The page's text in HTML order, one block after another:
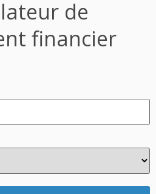
de
financier